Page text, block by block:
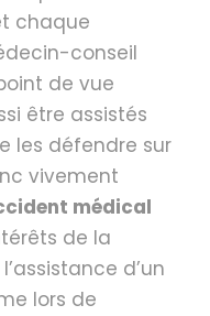
chaque
conseil
de vue
être assistés
les défendre sur
vivement
médical
de la
d’un
lors de